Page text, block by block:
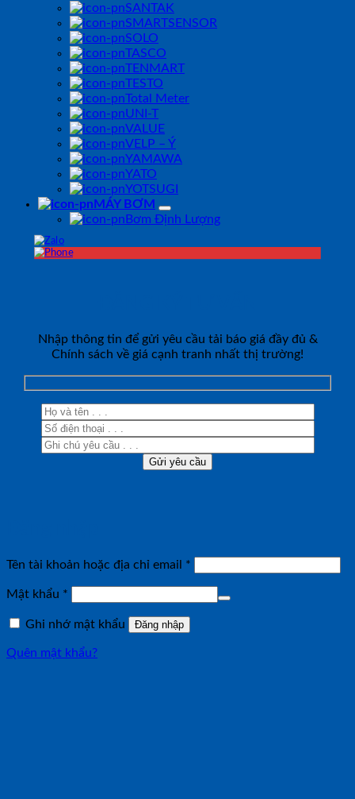
SANTAK
SMARTSENSOR
SOLO
TASCO
TENMART
TESTO
Total Meter
UNI-T
VALUE
VELP – Ý
YAMAWA
YATO
YOTSUGI
MÁY BƠM
Bơm Định Lượng
Nhập thông tin để gửi yêu cầu tải báo giá đầy đủ &
Chính sách về giá cạnh tranh nhất thị trường!
Tên tài khoản hoặc địa chỉ email *
Mật khẩu *
Ghi nhớ mật khẩu
Đăng nhập
Quên mật khẩu?